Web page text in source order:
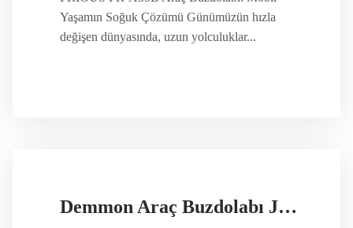
Yaşamın Soğuk Çözümü Günümüzün hızla
değişen dünyasında, uzun yolculuklar...
Demmon Araç Buzdolabı JNP35